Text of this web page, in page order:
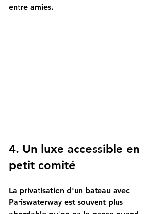
entre amies.
4. Un luxe accessible en
petit comité
La privatisation d'un bateau avec
Pariswaterway est souvent plus